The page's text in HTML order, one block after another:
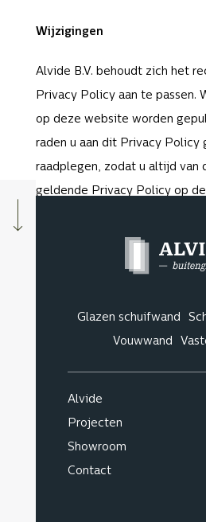
Wijzigingen
Alvide B.V. behoudt zich het
Privacy Policy aan te passen.
op deze website worden
raden u aan dit Privacy Policy
raadplegen, zodat u altijd van
geldende Privacy Policy op
Glazen schuifwand
Vouwwand
Alvide
Projecten
Showroom
Contact